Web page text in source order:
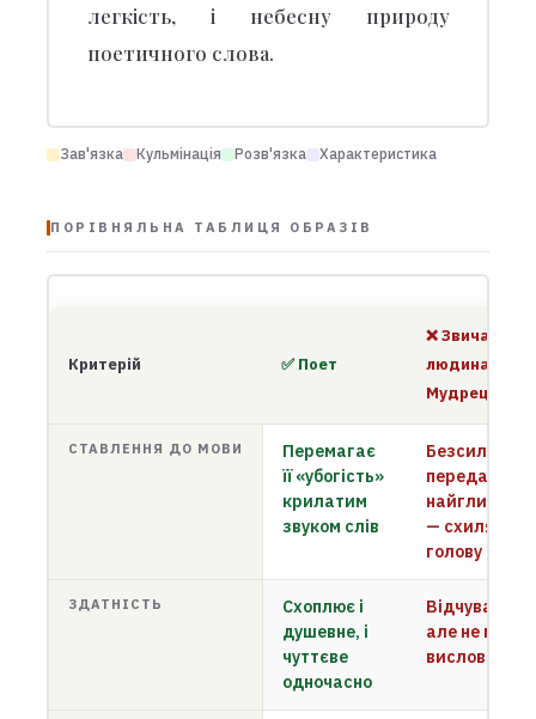
легкість, і небесну природу
поетичного слова.
Зав'язка Кульмінація Розв'язка Характеристика
ПОРІВНЯЛЬНА ТАБЛИЦЯ ОБРАЗІВ
Критерій ✅ Поет
❌ Звичайна
людина /
Мудрець
СТАВЛЕННЯ ДО МОВИ
Перемагає
її «убогість»
крилатим
звуком слів
Безсилий
передати
найглибше
— схиляє
голову
ЗДАТНІСТЬ
Схоплює і
душевне, і
чуттєве
одночасно
Відчуває,
але не може
висловити